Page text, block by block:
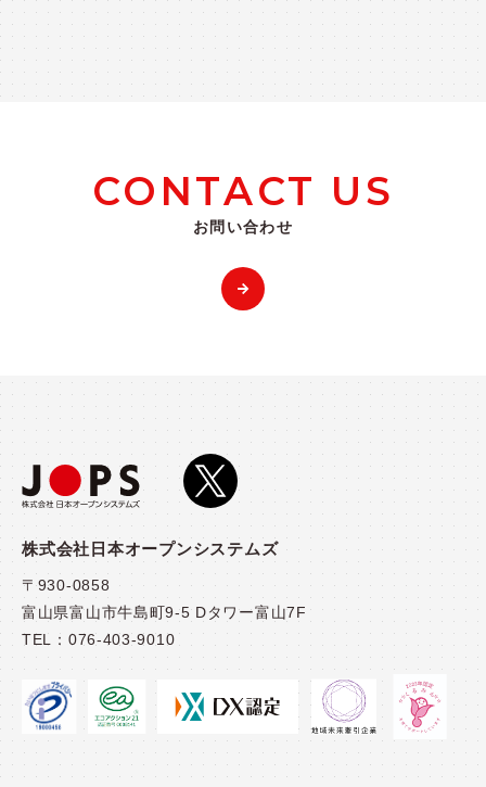
CONTACT US
お問い合わせ
株式会社日本オープンシステムズ
〒930-0858
富山県富山市牛島町9-5 Dタワー富山7F
TEL： 076-403-9010